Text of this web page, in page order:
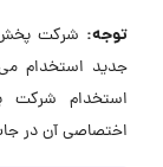
توجه:
جدید استخدام
استخدام شرکت
اختصاصی آن در